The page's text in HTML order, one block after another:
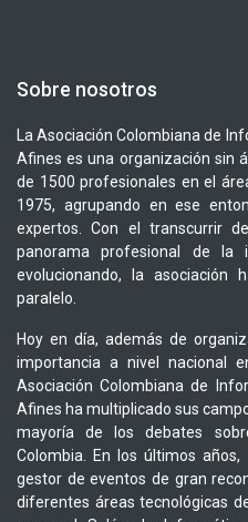
Sobre nosotros
La Asociación Colombiana de
Afines es una organización sin
de 1500 profesionales en el
1975, agrupando en ese
expertos. Con el transcurrir
panorama profesional de la
evolucionando, la asociación
paralelo.
Hoy en día, además de
importancia a nivel nacional
Asociación Colombiana de
Afines ha multiplicado sus
mayoría de los debates
Colombia. En los últimos
gestor de eventos de gran
diferentes áreas tecnológicas